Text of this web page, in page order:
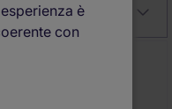
Rilevanza
è
con